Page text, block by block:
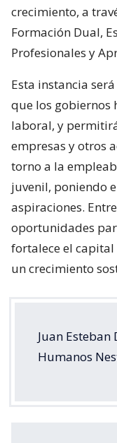
crecimiento, a
Formación Dual,
Profesionales y
Esta instancia
que los gobiernos
laboral, y
empresas y otros
torno a la
juvenil, poniendo
aspiraciones.
oportunidades
fortalece el
un crecimiento
Juan Esteban
Humanos